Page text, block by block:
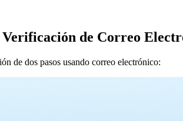
de Correo
de dos pasos usando correo electrónico: